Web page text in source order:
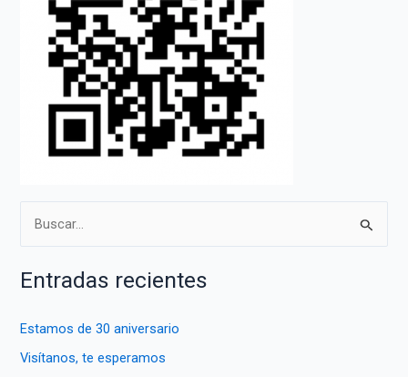
c
Entradas recientes
Estamos de 30 aniversario
Visítanos, te esperamos